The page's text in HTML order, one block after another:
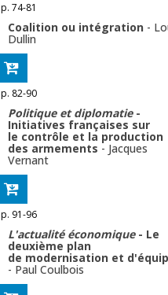
p. 74-81
Coalition ou intégration -
Dullin
p. 82-90
Politique et diplomatie-
Initiatives françaises sur
le contrôle et la production
des armements - Jacques
Vernant
p. 91-96
L'actualité économique - Le
deuxième plan
de modernisation et
- Paul Coulbois